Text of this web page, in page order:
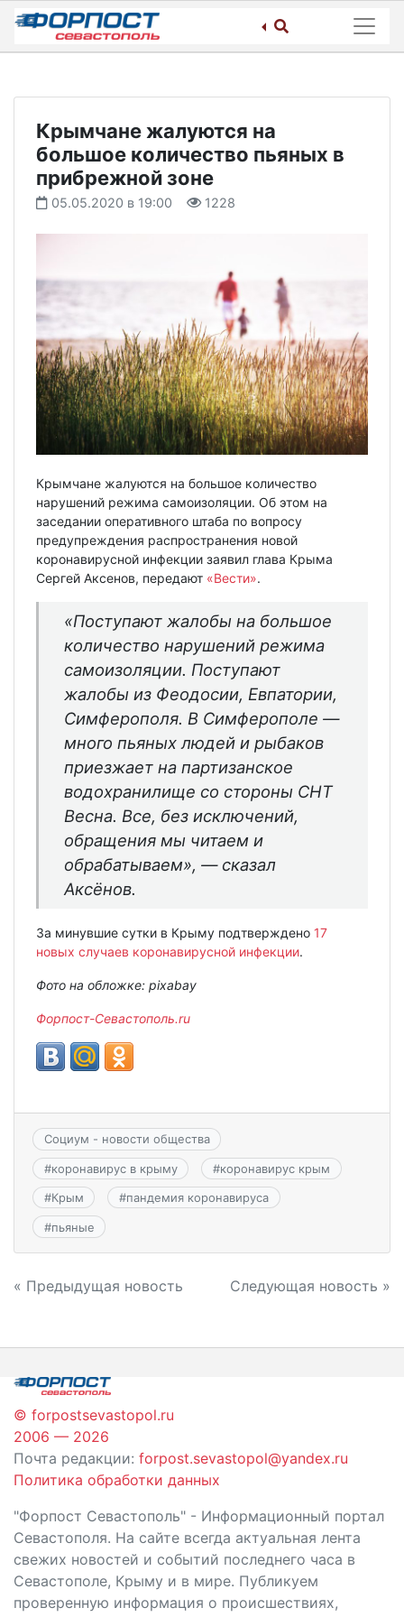
Skip
content
Крымчане жалуются на
большое количество пьяных в
прибрежной зоне
05.05.2020 в 19:00 1228
Крымчане жалуются на большое количество
нарушений режима самоизоляции. Об этом на
заседании оперативного штаба по вопросу
предупреждения распространения новой
коронавирусной инфекции заявил глава Крыма
Сергей Аксенов, передают «Вести».
«Поступают жалобы на большое
количество нарушений режима
самоизоляции. Поступают
жалобы из Феодосии, Евпатории,
Симферополя. В Симферополе —
много пьяных людей и рыбаков
приезжает на партизанское
водохранилище со стороны СНТ
Весна. Все, без исключений,
обращения мы читаем и
обрабатываем», — сказал
Аксёнов.
За минувшие сутки в Крыму подтверждено 17
новых случаев коронавирусной инфекции.
Фото на обложке: pixabay
Форпост-Севастополь.ru
Социум - новости общества
#коронавирус в крыму #коронавирус крым
#Крым #пандемия коронавируса
#пьяные
Навигация
записям
« Предыдущая новость Следующая новость »
© forpostsevastopol.ru
2006 — 2026
Почта редакции: forpost.sevastopol@yandex.ru
Политика обработки данных
"Форпост Севастополь" - Информационный портал
Севастополя. На сайте всегда актуальная лента
свежих новостей и событий последнего часа в
Севастополе, Крыму и в мире. Публикуем
проверенную информация о происшествиях,